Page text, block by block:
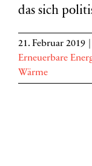
das sich
21. Februar 2019
Erneuerbare
Wärme